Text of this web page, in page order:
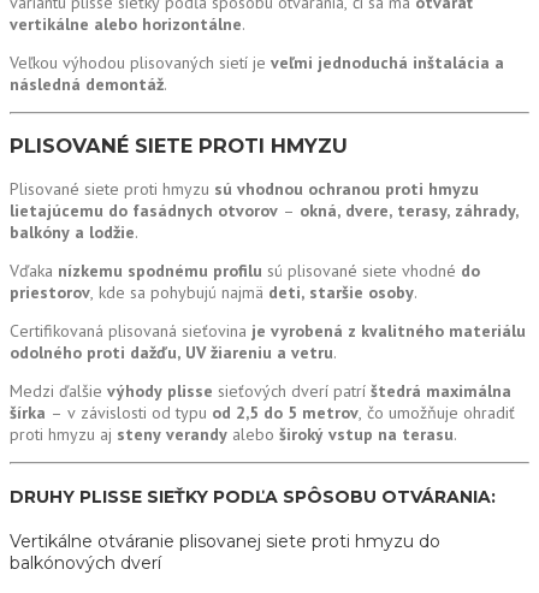
vertikálne alebo horizontálne.
Veľkou výhodou plisovaných sietí je veľmi jednoduchá inštalácia a
následná demontáž.
PLISOVANÉ SIETE PROTI HMYZU
Plisované siete proti hmyzu sú vhodnou ochranou proti hmyzu
lietajúcemu do fasádnych otvorov – okná, dvere, terasy, záhrady,
balkóny a lodžie.
Vďaka nízkemu spodnému profilu sú plisované siete vhodné do
priestorov, kde sa pohybujú najmä deti, staršie osoby.
Certifikovaná plisovaná sieťovina je vyrobená z kvalitného materiálu
odolného proti dažďu, UV žiareniu a vetru.
Medzi ďalšie výhody plisse sieťových dverí patrí štedrá maximálna
šírka – v závislosti od typu od 2,5 do 5 metrov, čo umožňuje ohradiť
proti hmyzu aj steny verandy alebo široký vstup na terasu.
DRUHY PLISSE SIEŤKY PODĽA SPÔSOBU OTVÁRANIA:
Vertikálne otváranie plisovanej siete proti hmyzu do
balkónových dverí